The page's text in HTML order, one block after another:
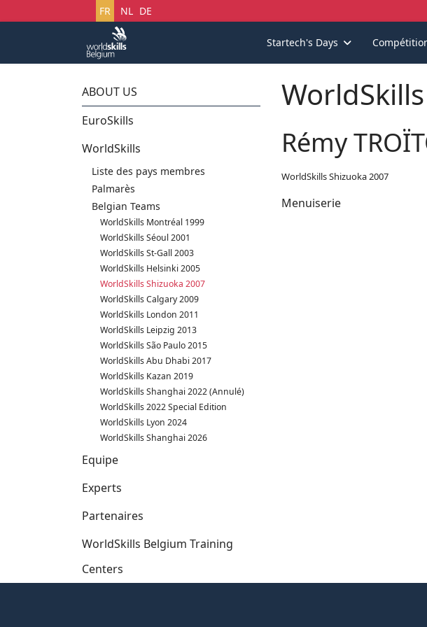
Sélectionnez votre langue
FR NL DE
Startech's Days
ABOUT US
EuroSkills
WorldSkills
Liste des pays membres
Palmarès
Belgian Teams
WorldSkills Montréal 1999
WorldSkills Séoul 2001
WorldSkills St-Gall 2003
WorldSkills Helsinki 2005
WorldSkills Shizuoka 2007
WorldSkills Calgary 2009
WorldSkills London 2011
WorldSkills Leipzig 2013
WorldSkills São Paulo 2015
WorldSkills Abu Dhabi 2017
WorldSkills Kazan 2019
WorldSkills Shanghai 2022 (Annulé)
WorldSkills 2022 Special Edition
WorldSkills Lyon 2024
WorldSkills Shanghai 2026
Equipe
Experts
Partenaires
WorldSkills Belgium Training
Centers
Rémy
WorldSkills Shizuoka 2007
Menuiserie